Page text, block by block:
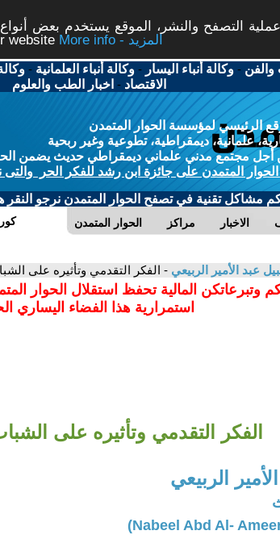
التصفح والنشر، الموقع يستخدم بعض
website
More info - المزيد
والفن -وكالة أنباء اليسار -وكالة أنباء العلمانية -
الاقتصاد - اخبار الطب والعلوم
الرئيسي لمؤسسة الحوار المتمدن
علمانية، ديمقراطية، تطوعية وغير ربحية
مجتمع مدني علماني ديمقراطي حديث يضمن
المتمدن على جائزة ابن رشد للفكر الحر والتى
مشاكل تقنية في تصفح الحوار المتمدن نرجو النقر
الحوار المتمدن مراكز الاخبار
عبد الأمير الربيعي - الفكر التقدمي وتأثيره على
وتبرعاتكن المالية تحفظ استقلال الحوار
استمرارية هذا الفضاء اليساري
الفكر التقدمي وتأثيره على
الربيعي